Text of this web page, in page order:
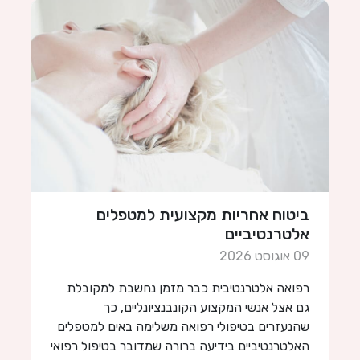
ביטוח אחריות מקצועית למטפלים
אלטרנטיביים
09 אוגוסט 2026
רפואה אלטרנטיבית כבר מזמן נחשבת למקובלת
גם אצל אנשי המקצוע הקונבנציונליים, כך
שהנעזרים בטיפולי רפואה משלימה באים למטפלים
האלטרנטיביים בידיעה ברורה שמדובר בטיפול רפואי